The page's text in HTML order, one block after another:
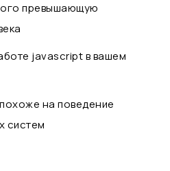
превышающую
javascript в вашем
на поведение
систем